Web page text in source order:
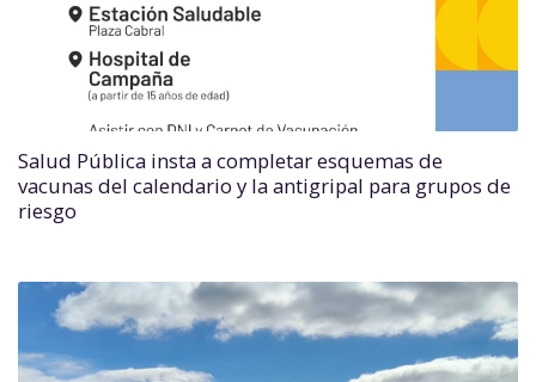
Salud Pública insta a completar esquemas de
vacunas del calendario y la antigripal para grupos de
riesgo